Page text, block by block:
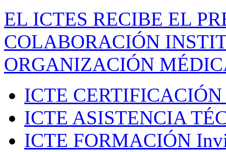
EL ICTES RECIBE EL
COLABORACIÓN
ORGANIZACIÓN
ICTE CERTIFICACIÓN
ICTE ASISTENCIA
ICTE FORMACIÓN